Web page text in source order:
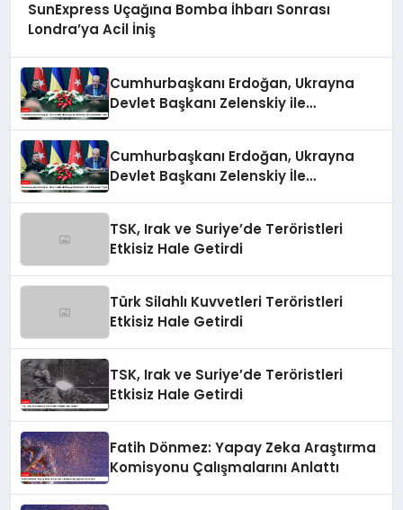
SunExpress Uçağına Bomba İhbarı Sonrası
Londra’ya Acil İniş
Cumhurbaşkanı Erdoğan, Ukrayna
Devlet Başkanı Zelenskiy ile
Cumhurbaşkanı Erdoğan, Ukrayna
Devlet Başkanı Zelenskiy İle
TSK, Irak ve Suriye’de Teröristleri
Etkisiz Hale Getirdi
Türk Silahlı Kuvvetleri Teröristleri
Etkisiz Hale Getirdi
TSK, Irak ve Suriye’de Teröristleri
Etkisiz Hale Getirdi
Fatih Dönmez: Yapay Zeka Araştırma
Komisyonu Çalışmalarını Anlattı